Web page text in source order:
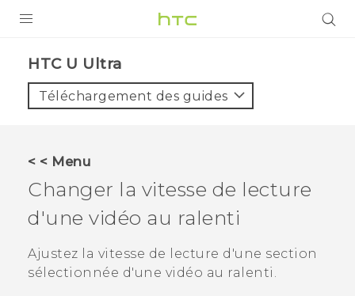
VIVE
VIVERSE
ASSISTANCE
Appareils HTC & Accessoires
HTC U Ultra‎
Téléchargement des guides
< < Menu
Changer la vitesse de lecture
d'une vidéo au ralenti
Ajustez la vitesse de lecture d'une section
sélectionnée d'une vidéo au ralenti.